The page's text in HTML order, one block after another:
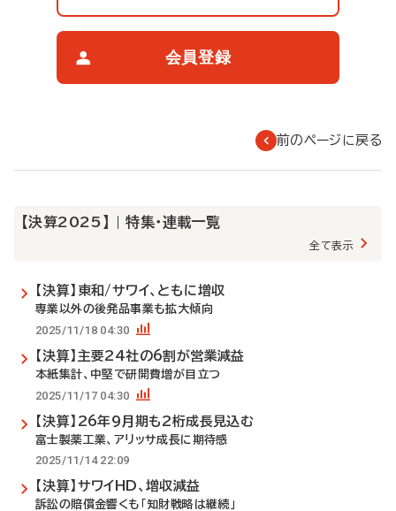
会員登録
前のページに戻る
【決算2025】 | 特集・連載一覧
全て表示
【決算】東和/サワイ、ともに増収
専業以外の後発品事業も拡大傾向
2025/11/18 04:30
【決算】主要24社の6割が営業減益
本紙集計、中堅で研開費増が目立つ
2025/11/17 04:30
【決算】26年9月期も2桁成長見込む
富士製薬工業、アリッサ成長に期待感
2025/11/14 22:09
【決算】サワイHD、増収減益
訴訟の賠償金響くも「知財戦略は継続」